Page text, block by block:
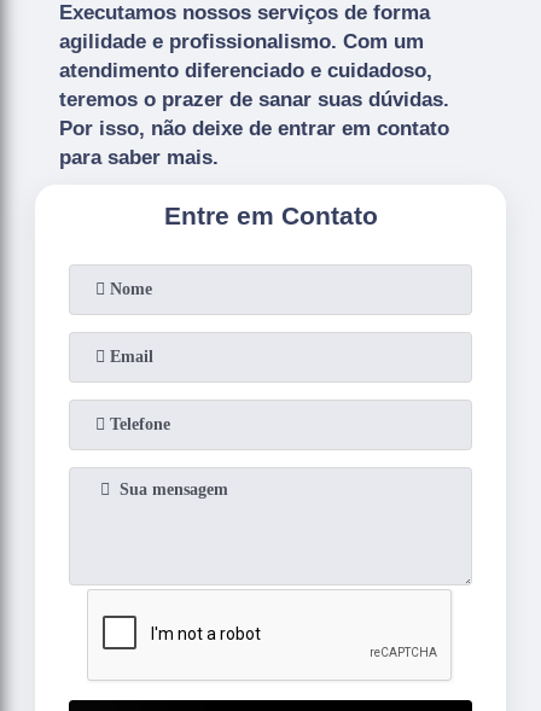
Executamos nossos serviços de forma
agilidade e profissionalismo. Com um
atendimento diferenciado e cuidadoso,
teremos o prazer de sanar suas dúvidas.
Por isso, não deixe de entrar em contato
para saber mais.
Entre em Contato